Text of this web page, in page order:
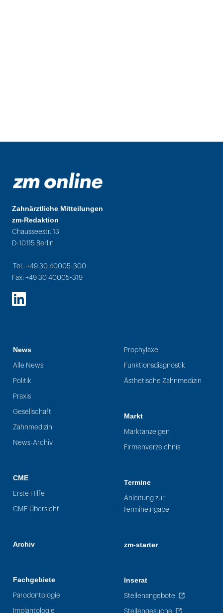
Zahnärztliche Mitteilungen
zm-Redaktion
Chausseestr. 13
D-10115 Berlin
Tel.: +49 30 40005-300
Fax: +49 30 40005-319
LinkedIn
News
Alle News
Politik
Praxis
Gesellschaft
Zahnmedizin
News-Archiv
CME
Erste Hilfe
CME Übersicht
Archiv
Fachgebiete
Parodontologie
Implantologie
Prophylaxe
Funktionsdiagnostik
Ästhetische Zahnmedizin
Markt
Marktanzeigen
Firmenverzeichnis
Termine
Anleitung zur
Termineingabe
zm-starter
Inserat
Stellenangebote
Stellengesuche